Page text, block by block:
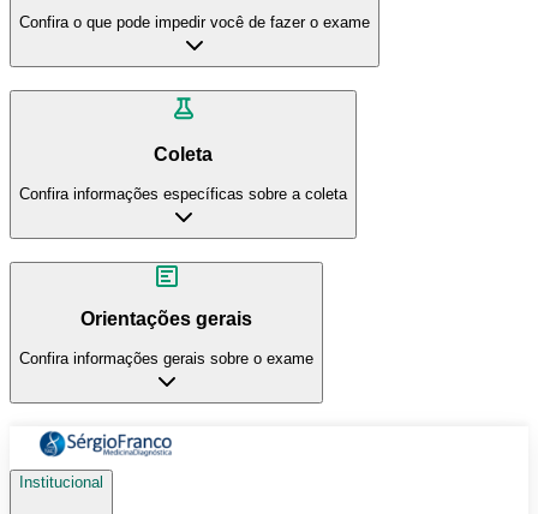
Confira o que pode impedir você de fazer o exame
Coleta
Confira informações específicas sobre a coleta
Orientações gerais
Confira informações gerais sobre o exame
Institucional